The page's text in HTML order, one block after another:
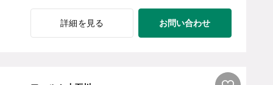
詳細を見る お問い合わせ